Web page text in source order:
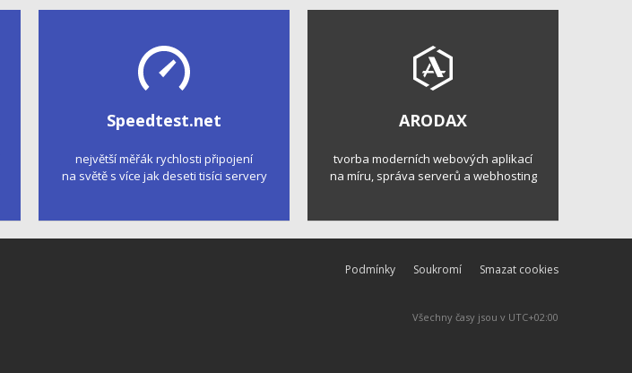
Speedtest.net
největší měřák rychlosti připojení
na světě s více jak deseti tisíci servery
ARODAX
tvorba moderních webových aplikací
na míru, správa serverů a webhosting
Smazat cookies
Soukromí
Podmínky
Všechny časy jsou v UTC+02:00